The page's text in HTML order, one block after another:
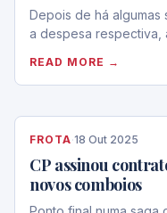
Depois de há algumas
a despesa respectiva,
READ MORE →
FROTA·18 Out 2025
CP assinou
novos comboios